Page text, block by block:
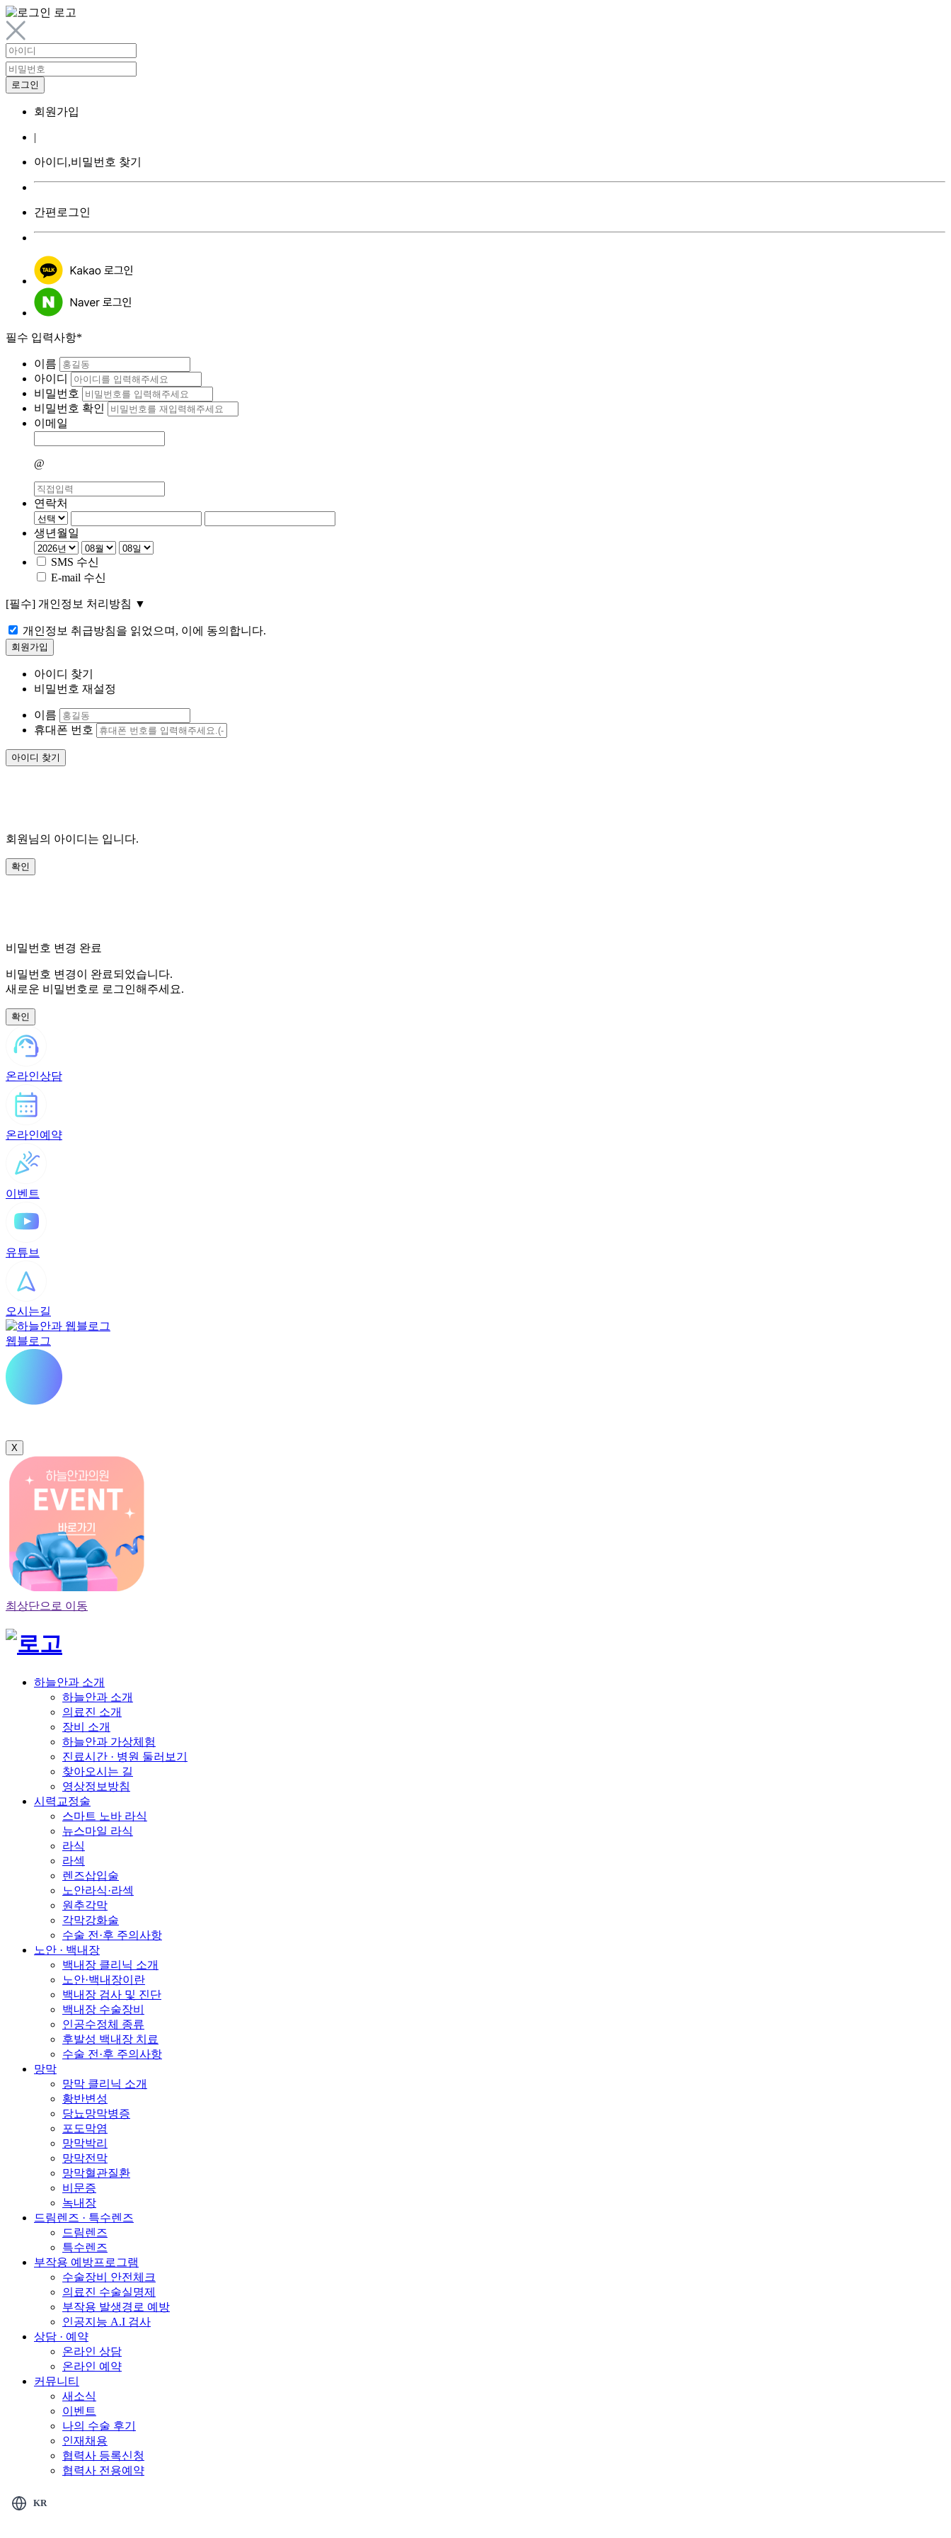
회원가입
|
아이디,비밀번호 찾기
간편로그인
필수 입력사항*
이름
아이디
비밀번호
비밀번호 확인
이메일
@
연락처
생년월일
SMS 수신
E-mail 수신
[필수] 개인정보 처리방침 ▼
개인정보 취급방침을 읽었으며, 이에 동의합니다.
아이디 찾기
비밀번호 재설정
이름
휴대폰 번호
회원님의 아이디는 입니다.
비밀번호 변경 완료
비밀번호 변경이 완료되었습니다.
새로운 비밀번호로 로그인해주세요.
온라인상담
온라인예약
이벤트
유튜브
오시는길
웹블로그
X
최상단으로 이동
하늘안과 소개
하늘안과 소개
의료진 소개
장비 소개
하늘안과 가상체험
진료시간 · 병원 둘러보기
찾아오시는 길
영상정보방침
시력교정술
스마트 노바 라식
뉴스마일 라식
라식
라섹
렌즈삽입술
노안라식·라섹
원추각막
각막강화술
수술 전·후 주의사항
노안 · 백내장
백내장 클리닉 소개
노안·백내장이란
백내장 검사 및 진단
백내장 수술장비
인공수정체 종류
후발성 백내장 치료
수술 전·후 주의사항
망막
망막 클리닉 소개
황반변성
당뇨망막병증
포도막염
망막박리
망막전막
망막혈관질환
비문증
녹내장
드림렌즈 · 특수렌즈
드림렌즈
특수렌즈
부작용 예방프로그램
수술장비 안전체크
의료진 수술실명제
부작용 발생경로 예방
인공지능 A.I 검사
상담 · 예약
온라인 상담
온라인 예약
커뮤니티
새소식
이벤트
나의 수술 후기
인재채용
협력사 등록신청
협력사 전용예약
KR